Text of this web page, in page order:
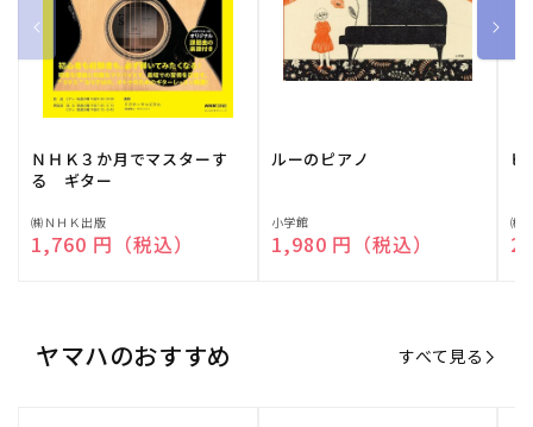
ＮＨＫ３か月でマスターす
る ギター
販
売
㈱ＮＨＫ出版
通常価格
1,760 円（税込）
ルーのピアノ
販
売
小学館
通常価格
1,980 円（税込）
ピ
販
売
㈱
ヤマハのおすすめ すべて見る